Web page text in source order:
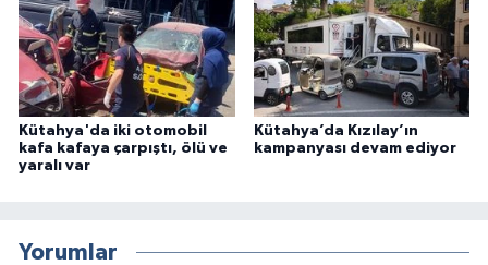
Kütahya'da iki otomobil
kafa kafaya çarpıştı, ölü ve
yaralı var
Kütahya’da Kızılay’ın
kampanyası devam ediyor
Yorumlar